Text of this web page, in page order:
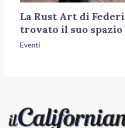
La Rust Art di
trovato il suo spazio
Eventi